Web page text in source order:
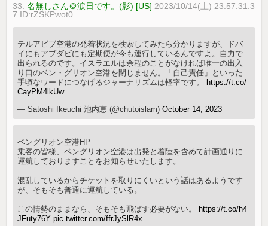
33:名無しさん＠涙日です。(影) [US] 2023/10/14(土) 23:57:31.3
7 ID:rZSKPwot0
テルアビブ空港の発着状況を検索してみたら分かりますが、ドバ
イにもアブダビにも定期便が今も運行しているんですよ。自力で
出られるのです。イスラエルは余程のことがなければ唯一の出入
り口のベン・グリオン空港を閉じません。「自己責任」といった
手頃なワードにつなげるジャーナリズムは軽率です。 https://t.co/
CayPM4lkUw
— Satoshi Ikeuchi 池内恵 (@chutoislam)October 14, 2023
ベングリオン空港HP
乗客の皆様、ベングリオン空港は出発と着陸を含めて計画通りに
運航しておりますことをお知らせいたします。
混乱しているからチケットを取りにくいという話はあるようです
が、そもそも普通に運航している。
この情勢のままなら、そもそも飛ばす必要がない。 https://t.co/h4
JFuty76Y pic.twitter.com/ffrJySlR4x